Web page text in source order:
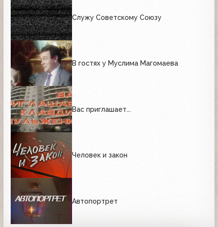
Служу Советскому Союзу
В гостях у Муслима Магомаева
Вас приглашает...
Человек и закон
Автопортрет